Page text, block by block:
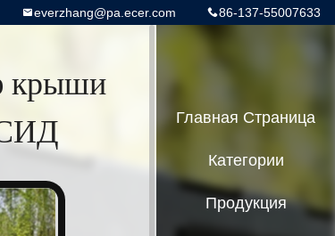
86-137-55007633
everzhang@pa.ecer.com
крыши
Главная Страница
Категории
Продукция